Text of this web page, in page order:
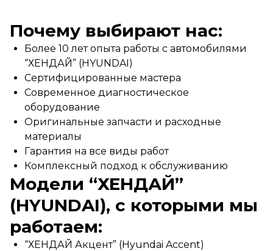
Почему выбирают нас:
Более 10 лет опыта работы с автомобилями
“ХЕНДАЙ” (HYUNDAI)
Сертифицированные мастера
Современное диагностическое
оборудование
Оригинальные запчасти и расходные
материалы
Гарантия на все виды работ
Комплексный подход к обслуживанию
Модели “ХЕНДАЙ”
(HYUNDAI), с которыми мы
работаем:
“ХЕНДАЙ Акцент” (Hyundai Accent)